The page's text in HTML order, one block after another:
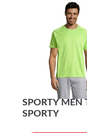
SPORTY MEN
SPORTY